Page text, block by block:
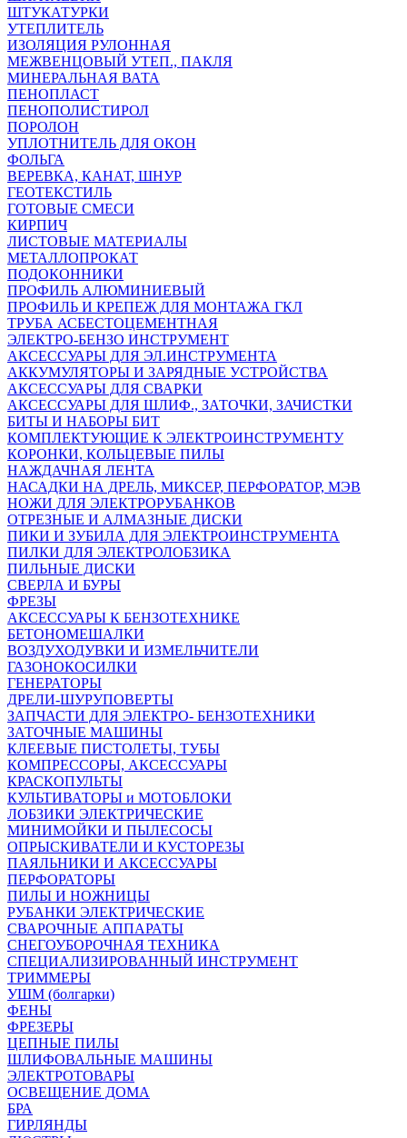
ШТУКАТУРКИ
УТЕПЛИТЕЛЬ
ИЗОЛЯЦИЯ РУЛОННАЯ
МЕЖВЕНЦОВЫЙ УТЕП., ПАКЛЯ
МИНЕРАЛЬНАЯ ВАТА
ПЕНОПЛАСТ
ПЕНОПОЛИСТИРОЛ
ПОРОЛОН
УПЛОТНИТЕЛЬ ДЛЯ ОКОН
ФОЛЬГА
ВЕРЕВКА, КАНАТ, ШНУР
ГЕОТЕКСТИЛЬ
ГОТОВЫЕ СМЕСИ
КИРПИЧ
ЛИСТОВЫЕ МАТЕРИАЛЫ
МЕТАЛЛОПРОКАТ
ПОДОКОННИКИ
ПРОФИЛЬ АЛЮМИНИЕВЫЙ
ПРОФИЛЬ И КРЕПЕЖ ДЛЯ МОНТАЖА ГКЛ
ТРУБА АСБЕСТОЦЕМЕНТНАЯ
ЭЛЕКТРО-БЕНЗО ИНСТРУМЕНТ
АКСЕССУАРЫ ДЛЯ ЭЛ.ИНСТРУМЕНТА
АККУМУЛЯТОРЫ И ЗАРЯДНЫЕ УСТРОЙСТВА
АКСЕССУАРЫ ДЛЯ СВАРКИ
АКСЕССУАРЫ ДЛЯ ШЛИФ., ЗАТОЧКИ, ЗАЧИСТКИ
БИТЫ И НАБОРЫ БИТ
КОМПЛЕКТУЮЩИЕ К ЭЛЕКТРОИНСТРУМЕНТУ
КОРОНКИ, КОЛЬЦЕВЫЕ ПИЛЫ
НАЖДАЧНАЯ ЛЕНТА
НАСАДКИ НА ДРЕЛЬ, МИКСЕР, ПЕРФОРАТОР, МЭВ
НОЖИ ДЛЯ ЭЛЕКТРОРУБАНКОВ
ОТРЕЗНЫЕ И АЛМАЗНЫЕ ДИСКИ
ПИКИ И ЗУБИЛА ДЛЯ ЭЛЕКТРОИНСТРУМЕНТА
ПИЛКИ ДЛЯ ЭЛЕКТРОЛОБЗИКА
ПИЛЬНЫЕ ДИСКИ
СВЕРЛА И БУРЫ
ФРЕЗЫ
АКСЕССУАРЫ К БЕНЗОТЕХНИКЕ
БЕТОНОМЕШАЛКИ
ВОЗДУХОДУВКИ И ИЗМЕЛЬЧИТЕЛИ
ГАЗОНОКОСИЛКИ
ГЕНЕРАТОРЫ
ДРЕЛИ-ШУРУПОВЕРТЫ
ЗАПЧАСТИ ДЛЯ ЭЛЕКТРО- БЕНЗОТЕХНИКИ
ЗАТОЧНЫЕ МАШИНЫ
КЛЕЕВЫЕ ПИСТОЛЕТЫ, ТУБЫ
КОМПРЕССОРЫ, АКСЕССУАРЫ
КРАСКОПУЛЬТЫ
КУЛЬТИВАТОРЫ и МОТОБЛОКИ
ЛОБЗИКИ ЭЛЕКТРИЧЕСКИЕ
МИНИМОЙКИ И ПЫЛЕСОСЫ
ОПРЫСКИВАТЕЛИ И КУСТОРЕЗЫ
ПАЯЛЬНИКИ И АКСЕССУАРЫ
ПЕРФОРАТОРЫ
ПИЛЫ И НОЖНИЦЫ
РУБАНКИ ЭЛЕКТРИЧЕСКИЕ
СВАРОЧНЫЕ АППАРАТЫ
СНЕГОУБОРОЧНАЯ ТЕХНИКА
СПЕЦИАЛИЗИРОВАННЫЙ ИНСТРУМЕНТ
ТРИММЕРЫ
УШМ (болгарки)
ФЕНЫ
ФРЕЗЕРЫ
ЦЕПНЫЕ ПИЛЫ
ШЛИФОВАЛЬНЫЕ МАШИНЫ
ЭЛЕКТРОТОВАРЫ
ОСВЕЩЕНИЕ ДОМА
БРА
ГИРЛЯНДЫ